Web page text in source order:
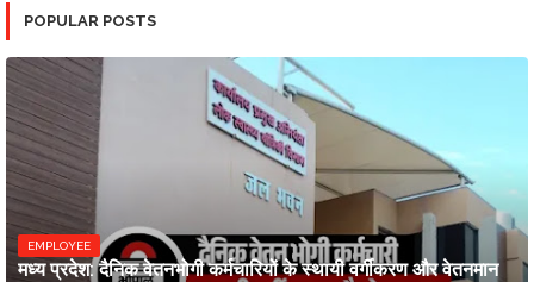
POPULAR POSTS
EMPLOYEE
मध्य प्रदेश: दैनिक वेतनभोगी कर्मचारियों के स्थायी वर्गीकरण और वेतनमान